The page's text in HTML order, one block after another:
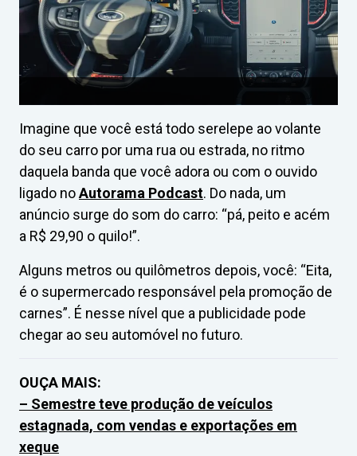
Imagine que você está todo serelepe ao volante
do seu carro por uma rua ou estrada, no ritmo
daquela banda que você adora ou com o ouvido
ligado noAutorama Podcast. Do nada, um
anúncio surge do som do carro: “pá, peito e acém
a R$ 29,90 o quilo!”.
Alguns metros ou quilômetros depois, você: “Eita,
é o supermercado responsável pela promoção de
carnes”. É nesse nível que a publicidade pode
chegar ao seu automóvel no futuro.
OUÇA MAIS:
– Semestre teve produção de veículos
estagnada, com vendas e exportações em
xeque